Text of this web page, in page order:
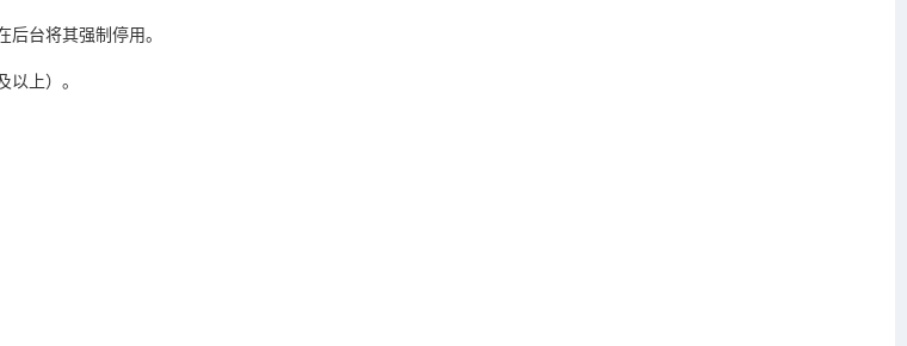
台将其强制停用。
上）。